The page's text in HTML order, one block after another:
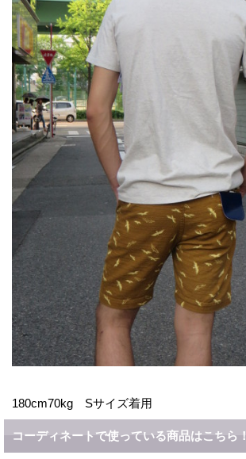
180cm70kg Sサイズ着用
コーディネートで使っている商品はこちら！